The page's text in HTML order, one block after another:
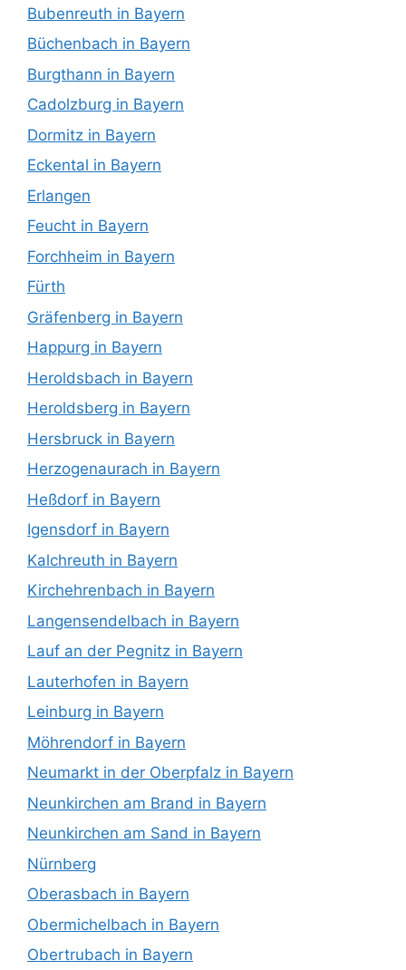
Bubenreuth in Bayern
Büchenbach in Bayern
Burgthann in Bayern
Cadolzburg in Bayern
Dormitz in Bayern
Eckental in Bayern
Erlangen
Feucht in Bayern
Forchheim in Bayern
Fürth
Gräfenberg in Bayern
Happurg in Bayern
Heroldsbach in Bayern
Heroldsberg in Bayern
Hersbruck in Bayern
Herzogenaurach in Bayern
Heßdorf in Bayern
Igensdorf in Bayern
Kalchreuth in Bayern
Kirchehrenbach in Bayern
Langensendelbach in Bayern
Lauf an der Pegnitz in Bayern
Lauterhofen in Bayern
Leinburg in Bayern
Möhrendorf in Bayern
Neumarkt in der Oberpfalz in Bayern
Neunkirchen am Brand in Bayern
Neunkirchen am Sand in Bayern
Nürnberg
Oberasbach in Bayern
Obermichelbach in Bayern
Obertrubach in Bayern